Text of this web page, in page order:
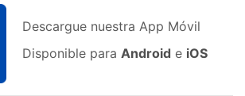
Descargue nuestra App Móvil
Disponible para Android e iOS